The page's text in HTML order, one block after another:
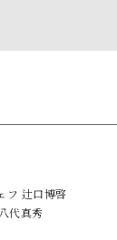
フ 辻口博啓
代真秀